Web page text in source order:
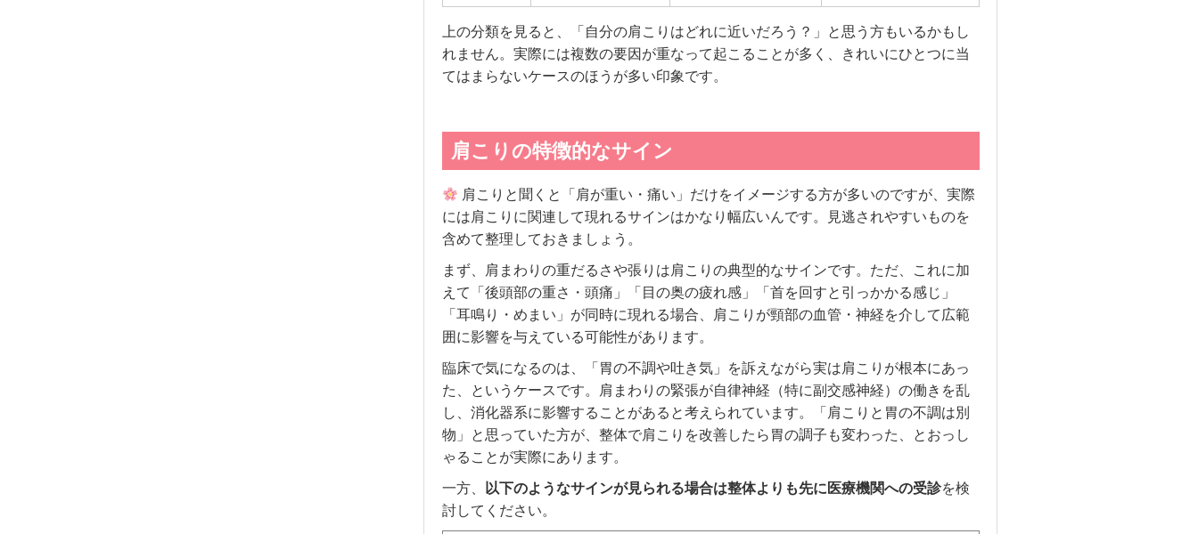
上の分類を見ると、「自分の肩こりはどれに近いだろう？」と思う方もいるかもし
れません。実際には複数の要因が重なって起こることが多く、きれいにひとつに当
てはまらないケースのほうが多い印象です。
肩こりの特徴的なサイン
肩こりと聞くと「肩が重い・痛い」だけをイメージする方が多いのですが、実際
には肩こりに関連して現れるサインはかなり幅広いんです。見逃されやすいものを
含めて整理しておきましょう。
まず、肩まわりの重だるさや張りは肩こりの典型的なサインです。ただ、これに加
えて「後頭部の重さ・頭痛」「目の奥の疲れ感」「首を回すと引っかかる感じ」
「耳鳴り・めまい」が同時に現れる場合、肩こりが頸部の血管・神経を介して広範
囲に影響を与えている可能性があります。
臨床で気になるのは、「胃の不調や吐き気」を訴えながら実は肩こりが根本にあっ
た、というケースです。肩まわりの緊張が自律神経（特に副交感神経）の働きを乱
し、消化器系に影響することがあると考えられています。「肩こりと胃の不調は別
物」と思っていた方が、整体で肩こりを改善したら胃の調子も変わった、とおっし
ゃることが実際にあります。
一方、 以下のようなサインが見られる場合は整体よりも先に医療機関への受診を検
討してください。